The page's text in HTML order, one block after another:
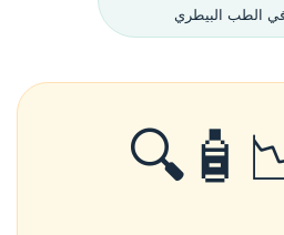
في الطب البيطري